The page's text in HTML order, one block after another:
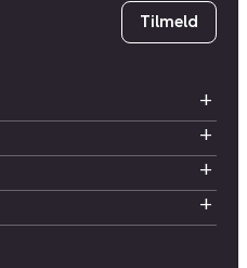
Tilmeld